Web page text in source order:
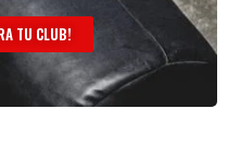
TU CLUB!